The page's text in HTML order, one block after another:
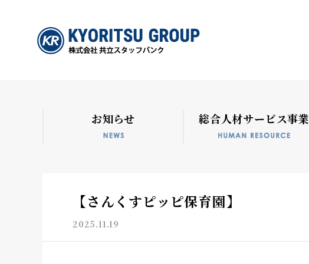
お知らせ 総合人材サービス事業
【さんくすピッピ保育園】
2025.11.19